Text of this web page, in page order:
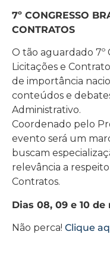
7º CONGRESSO
CONTRATOS
O tão aguardado 7º
Licitações e
de importância
conteúdos e
Administrativo.
Coordenado pelo
evento será um
buscam
relevância a
Contratos.
Dias 08, 09 e 10
Não perca! Clique